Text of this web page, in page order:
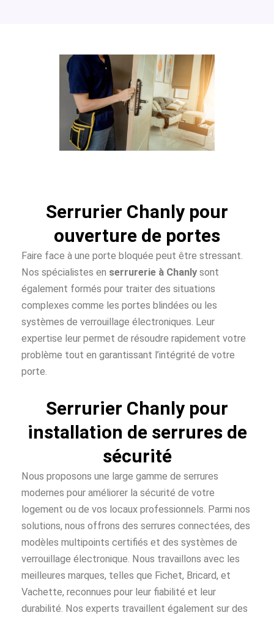
Serrurier Chanly pour
ouverture de portes
Faire face à une porte bloquée peut être stressant.
Nos spécialistes en serrurerie à Chanly sont
également formés pour traiter des situations
complexes comme les portes blindées ou les
systèmes de verrouillage électroniques. Leur
expertise leur permet de résoudre rapidement votre
problème tout en garantissant l’intégrité de votre
porte.
Serrurier Chanly pour
installation de serrures de
sécurité
Nous proposons une large gamme de serrures
modernes pour améliorer la sécurité de votre
logement ou de vos locaux professionnels. Parmi nos
solutions, nous offrons des serrures connectées, des
modèles multipoints certifiés et des systèmes de
verrouillage électronique. Nous travaillons avec les
meilleures marques, telles que Fichet, Bricard, et
Vachette, reconnues pour leur fiabilité et leur
durabilité. Nos experts travaillent également sur des